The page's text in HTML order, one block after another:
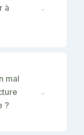
à
⌄
mal
?
⌄